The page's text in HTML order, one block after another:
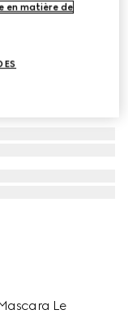
Le
en matière de